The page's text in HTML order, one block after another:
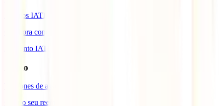
Prémios IATI
Colabora com a IATI
Desconto IATI
Apoio
Telefones de assistência
Gerir o seu reembolso